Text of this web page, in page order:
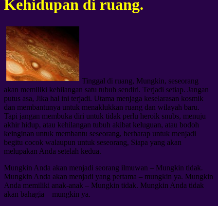
Kehidupan di ruang.
Tinggal di ruang, Mungkin, seseorang
akan memiliki kehilangan satu tubuh sendiri. Terjadi setiap. Jangan
putus asa, Jika hal ini terjadi. Utama menjaga keselarasan kosmik
dan membantunya untuk menaklukkan ruang dan wilayah baru.
Tapi jangan membuka diri untuk tidak perlu heroik snubs, menuju
akhir hidup, atau kehilangan tubuh akibat keluguan, atau bodoh
keinginan untuk membantu seseorang, berharap untuk menjadi
begitu cocok walaupun untuk seseorang, Siapa yang akan
melupakan Anda setelah kedua.
Mungkin Anda akan menjadi seorang ilmuwan – Mungkin tidak.
Mungkin Anda akan menjadi yang pertama – mungkin ya. Mungkin
Anda memiliki anak-anak – Mungkin tidak. Mungkin Anda tidak
akan bahagia – mungkin ya.